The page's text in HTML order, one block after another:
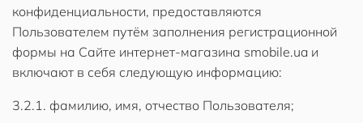
конфиденциальности, предоставляются
Пользователем путём заполнения регистрационной
формы на Сайте интернет-магазина smobile.ua и
включают в себя следующую информацию:
3.2.1. фамилию, имя, отчество Пользователя;